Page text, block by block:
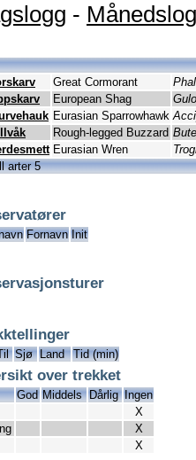
-
Great Cormorant
European Shag
Eurasian Sparrowhawk
Rough-legged Buzzard
Eurasian Wren
arter 5
Fornavn Init
Sjø Land Tid (min)
over trekket
God Middels Dårlig Ingen
X
X
X